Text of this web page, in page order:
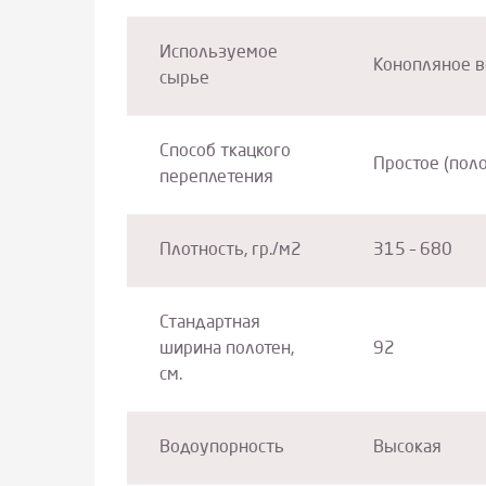
Используемое
сырье
Конопляное
Способ ткацкого
переплетения
Простое
Плотность, гр./м2 315 – 680
Стандартная
ширина полотен,
см.
92
Водоупорность Высокая